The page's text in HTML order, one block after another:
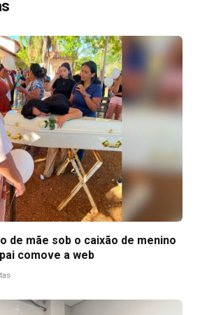
de mãe sob o caixão de menino
comove a web